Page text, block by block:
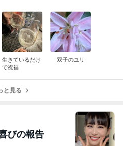
生きているだけ
で祝福
双子のユリ
と見る
びの報告